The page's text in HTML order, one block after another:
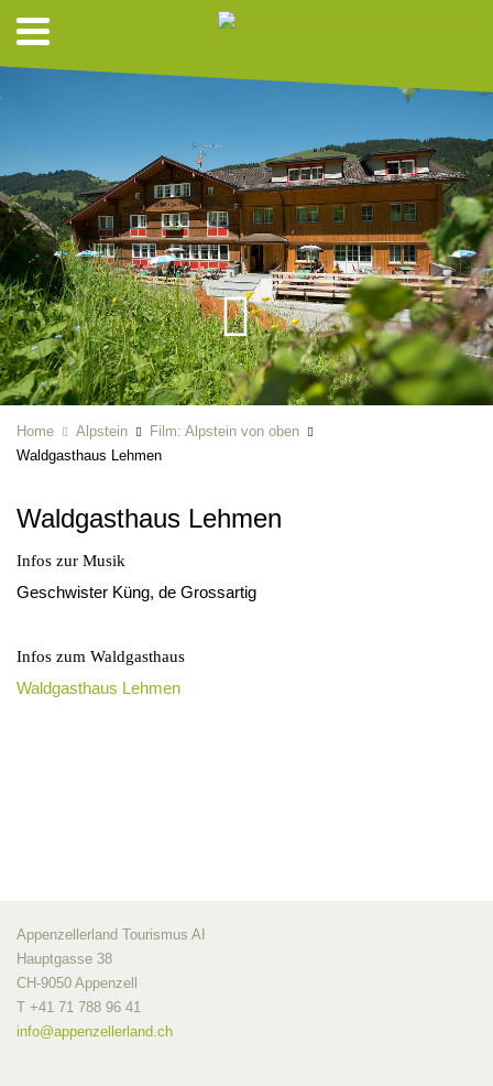
Home Alpstein
Film: Alpstein von oben
Waldgasthaus Lehmen
Waldgasthaus Lehmen
Infos zur Musik
Geschwister Küng, de Grossartig
Infos zum Waldgasthaus
Waldgasthaus Lehmen
Appenzellerland Tourismus AI
Hauptgasse 38
CH-9050 Appenzell
T +41 71 788 96 41
info@appenzellerland.ch